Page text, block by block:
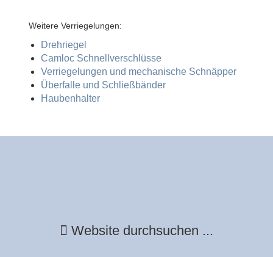
Weitere Verriegelungen:
Drehriegel
Camloc Schnellverschlüsse
Verriegelungen und mechanische Schnäpper
Überfalle und Schließbänder
Haubenhalter
Website durchsuchen ...